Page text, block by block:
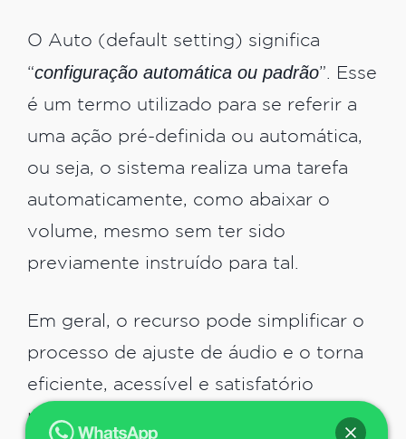
O Auto (default setting) significa
“configuração automática ou padrão”. Esse
é um termo utilizado para se referir a
uma ação pré-definida ou automática,
ou seja, o sistema realiza uma tarefa
automaticamente, como abaixar o
volume, mesmo sem ter sido
previamente instruído para tal.
Em geral, o recurso pode simplificar o
processo de ajuste de áudio e o torna
eficiente, acessível e satisfatório
mesmo que não seja um profissional da